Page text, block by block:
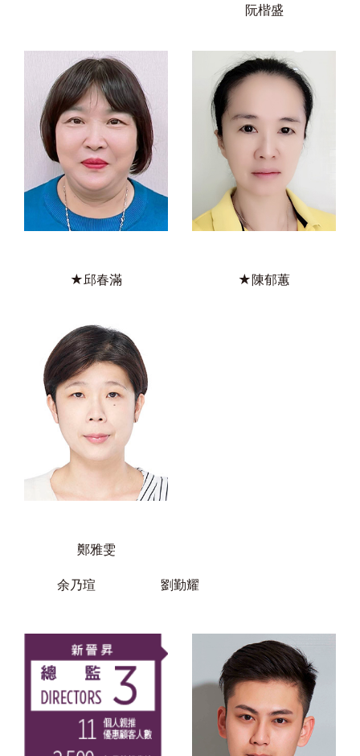
阮楷盛
★邱春滿 ★陳郁蕙
鄭雅雯
余乃瑄 劉勤耀